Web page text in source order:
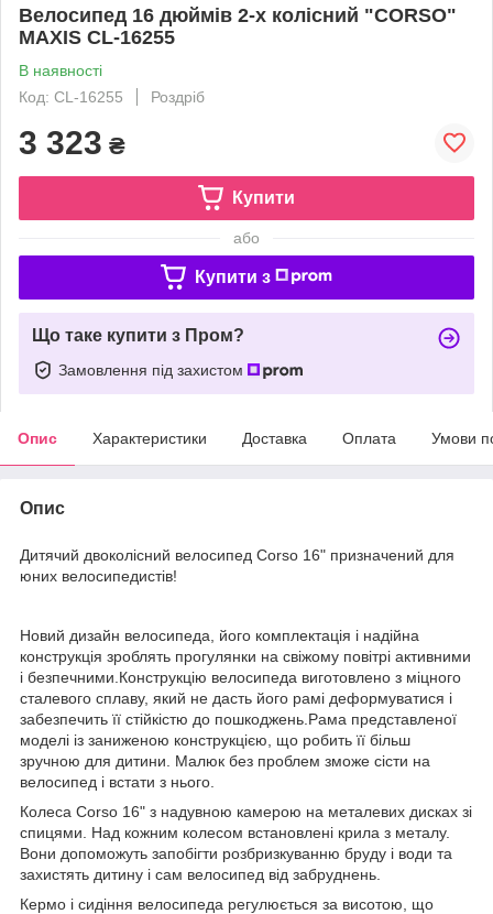
Велосипед 16 дюймів 2-х колісний "CORSO"
MAXIS CL-16255
В наявності
Код: CL-16255
Роздріб
3 323 ₴
Купити
або
Купити з
Що таке купити з Пром?
Замовлення під захистом
Опис Характеристики Доставка Оплата Умови
Опис
Дитячий двоколісний велосипед Corso 16" призначений для
юних велосипедистів!
Новий дизайн велосипеда, його комплектація і надійна
конструкція зроблять прогулянки на свіжому повітрі активними
і безпечними.Конструкцію велосипеда виготовлено з міцного
сталевого сплаву, який не дасть його рамі деформуватися і
забезпечить її стійкістю до пошкоджень.Рама представленої
моделі із заниженою конструкцією, що робить її більш
зручною для дитини. Малюк без проблем зможе сісти на
велосипед і встати з нього.
Колеса Corso 16" з надувною камерою на металевих дисках зі
спицями. Над кожним колесом встановлені крила з металу.
Вони допоможуть запобігти розбризкуванню бруду і води та
захистять дитину і сам велосипед від забруднень.
Кермо і сидіння велосипеда регулюється за висотою, що